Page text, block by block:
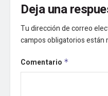
Deja una
Tu dirección de correo
campos obligatorios están
Comentario *